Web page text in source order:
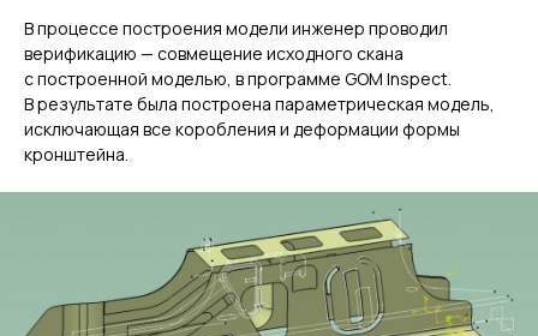
В процессе построения модели инженер проводил
верификацию — совмещение исходного скана
с построенной моделью, в программе GOM Inspect.
В результате была построена параметрическая модель,
исключающая все коробления и деформации формы
кронштейна.